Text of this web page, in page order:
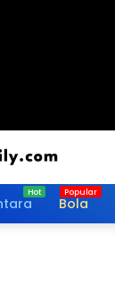
Bola